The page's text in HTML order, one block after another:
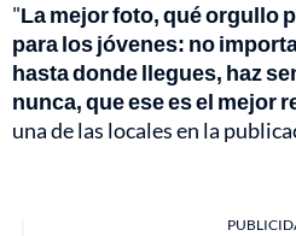
"La mejor foto, qué orgullo
para los jóvenes: no
hasta donde llegues, haz
nunca, que ese es el mejor
una de las locales en la